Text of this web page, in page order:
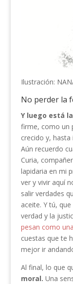
Ilustración:
No perder la
Y luego está
firme, como un
crecido y,
Aún recuerdo
Curia,
lapidaria en mi
ver y vivir aquí
salir verdades
aceite. Y tú,
verdad y la
pesan como
cuestas que te
mejor ir
Al final, lo que
moral. Una